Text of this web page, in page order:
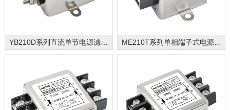
YB210D系列直流单节电源滤波
器
ME210T系列单相端子式电源滤
波器